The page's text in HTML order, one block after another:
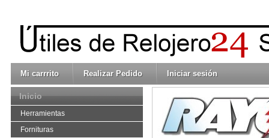
Mi carrrito Realizar Pedido Iniciar sesión
Inicio
Herramientas
Fornituras